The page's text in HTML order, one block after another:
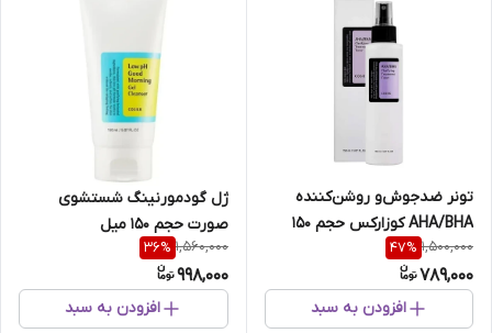
تونر ضدجوش‌و روشن‌کننده
AHA/BHA کوزارکس حجم 150
میل
1,500,000
47%
789,000
افزودن به سبد
ژل‌ گودمورنینگ‌ شستشوی‌
صورت‌ حجم 150 میل
1,560,000
36%
998,000
افزودن به سبد